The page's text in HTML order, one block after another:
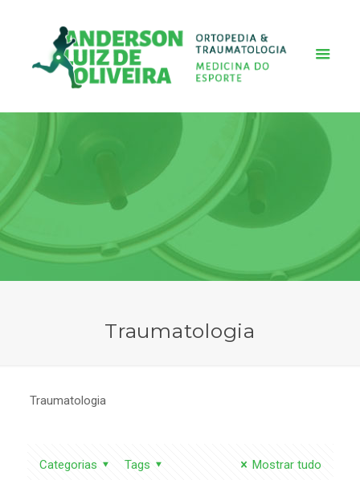
Traumatologia
Traumatologia
Categorias Tags Mostrar tudo